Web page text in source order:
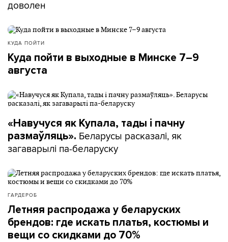
доволен
КУДА ПОЙТИ
Куда пойти в выходные в Минске 7–9
августа
«Навучуся як Купала, тады і пачну
размаўляць». Беларусы расказалі, як
загаварылі па-беларуску
ГАРДЕРОБ
Летняя распродажа у беларуских
брендов: где искать платья, костюмы и
вещи со скидками до 70%